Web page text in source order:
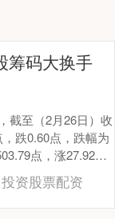
筹码大换手
截至（2月26日）收
跌0.60点，跌幅为
点，涨27.92
投资股票配资